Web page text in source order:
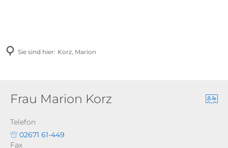
Sie sind hier: Korz, Marion
Frau Marion Korz
Telefon
02671 61-449
Fax